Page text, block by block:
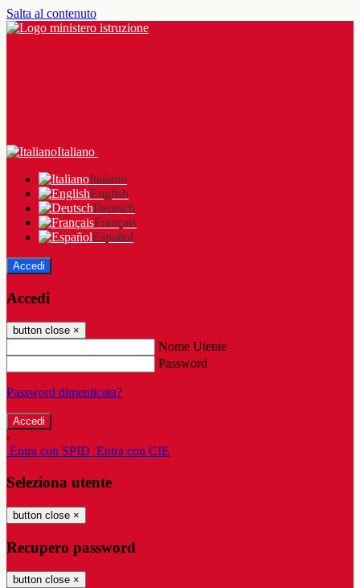
Salta al contenuto
Italiano
Italiano
English
Deutsch
Français
Español
Accedi
Accedi
button close ×
Nome Utente
Password
Password dimenticata?
-
Entra con SPID Entra con CIE
Seleziona utente
button close ×
Recupero password
button close ×